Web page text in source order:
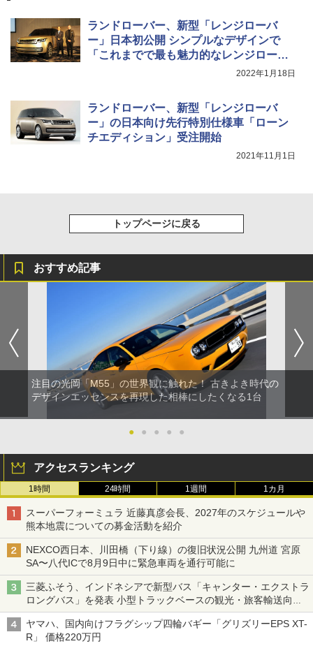
ランドローバー、新型「レンジローバ
ー」日本初公開 シンプルなデザインで
「これまでで最も魅力的なレンジローバ
2022年1月18日
ランドローバー、新型「レンジローバ
ー」の日本向け先行特別仕様車「ローン
チエディション」受注開始
2021年11月1日
トップページに戻る
おすすめ記事
注目の光岡「M55」の世界観に触れた！ 古きよき時代の
デザインエッセンスを再現した相棒にしたくなる1台
● ● ● ● ●
アクセスランキング
1時間 24時間 1週間 1カ月
スーパーフォーミュラ 近藤真彦会長、2027年のスケジュールや
熊本地震についての募金活動を紹介
NEXCO西日本、川田橋（下り線）の復旧状況公開 九州道 宮原
SA〜八代ICで8月9日中に緊急車両を通行可能に
三菱ふそう、インドネシアで新型バス「キャンター・エクストラ
ロングバス」を発表 小型トラックベースの観光・旅客輸送向け
バス
ヤマハ、国内向けフラグシップ四輪バギー「グリズリーEPS XT-
R」 価格220万円